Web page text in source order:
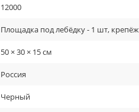
12000
Площадка под лебёдку - 1 шт, крепёж
50 × 30 × 15 см
Россия
Черный